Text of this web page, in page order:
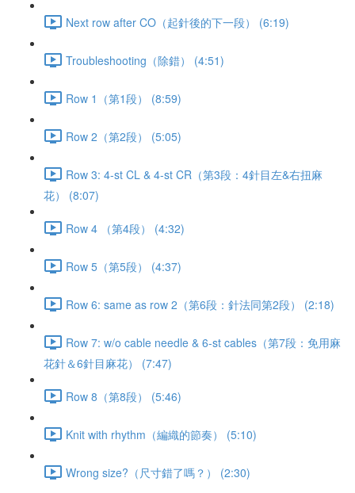
Next row after CO（起針後的下一段） (6:19)
Troubleshooting（除錯） (4:51)
Row 1（第1段） (8:59)
Row 2（第2段） (5:05)
Row 3: 4-st CL & 4-st CR（第3段：4針目左&右扭麻
花） (8:07)
Row 4 （第4段） (4:32)
Row 5（第5段） (4:37)
Row 6: same as row 2（第6段：針法同第2段） (2:18)
Row 7: w/o cable needle & 6-st cables（第7段：免用麻
花針＆6針目麻花） (7:47)
Row 8（第8段） (5:46)
Knit with rhythm（編織的節奏） (5:10)
Wrong size?（尺寸錯了嗎？） (2:30)